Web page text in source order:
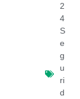
2
4
S
e
g
u
ri
d